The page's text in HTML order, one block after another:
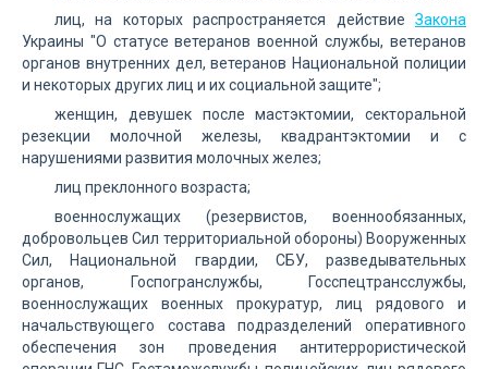
лиц, на которых распространяется действие Закона
Украины "О статусе ветеранов военной службы, ветеранов
органов внутренних дел, ветеранов Национальной полиции
и некоторых других лиц и их социальной защите";
женщин, девушек после мастэктомии, секторальной
резекции молочной железы, квадрантэктомии и с
нарушениями развития молочных желез;
лиц преклонного возраста;
военнослужащих (резервистов, военнообязанных,
добровольцев Сил территориальной обороны) Вооруженных
Сил, Национальной гвардии, СБУ, разведывательных
органов, Госпогранслужбы, Госспецтрансслужбы,
военнослужащих военных прокуратур, лиц рядового и
начальствующего состава подразделений оперативного
обеспечения зон проведения антитеррористической